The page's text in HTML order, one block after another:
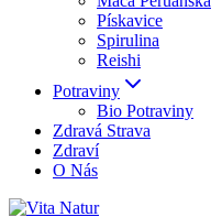
Pískavice
Spirulina
Reishi
Potraviny
Bio Potraviny
Zdravá Strava
Zdraví
O Nás